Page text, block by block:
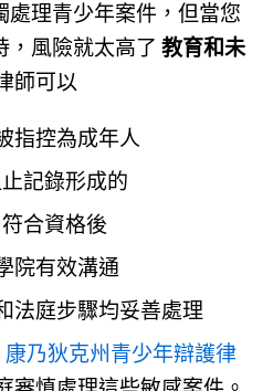
理青少年案件，但當您
風險就太高了教育和未
師可以
指控為成年人
記錄形成的
合資格後
院有效溝通
法庭步驟均妥善處理
康乃狄克州青少年辯護律